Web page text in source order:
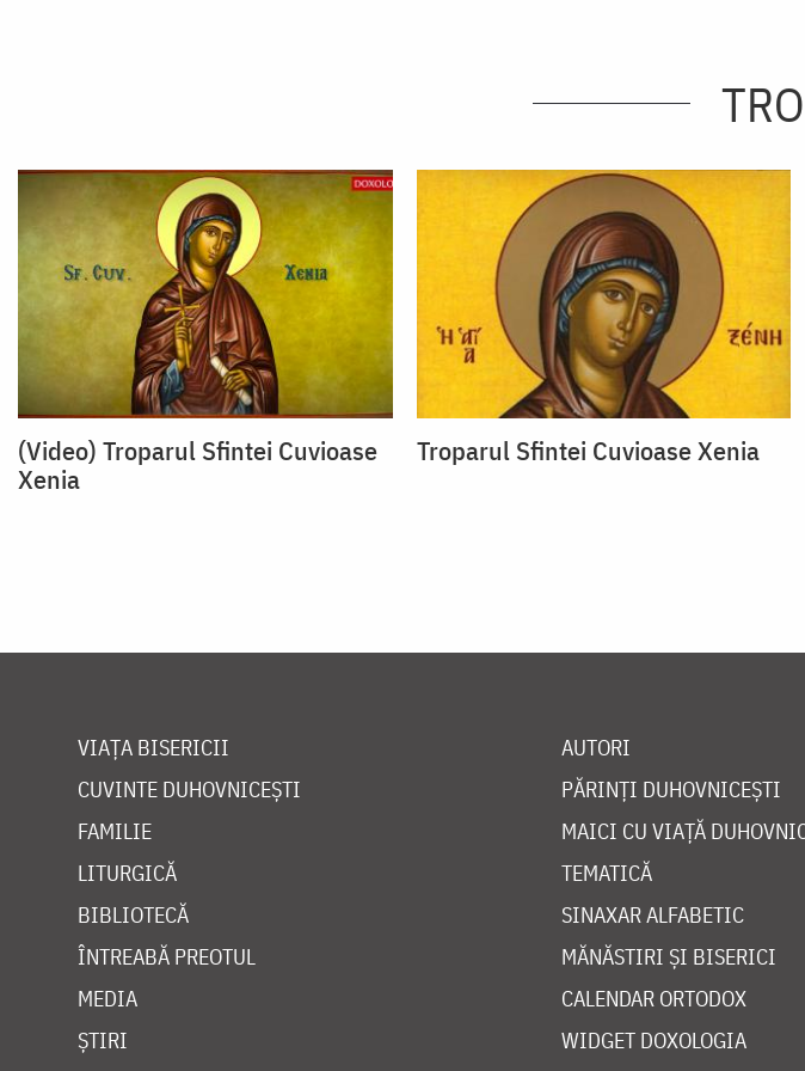
(Video) Troparul Sfintei Cuvioase
Xenia
Troparul Sfintei Cuvioase Xenia
VIAȚA BISERICII
CUVINTE DUHOVNICEȘTI
FAMILIE
LITURGICĂ
BIBLIOTECĂ
ÎNTREABĂ PREOTUL
MEDIA
ȘTIRI
AUTORI
PĂRINȚI DUHOVNICEȘTI
MAICI CU VIAȚĂ
TEMATICĂ
SINAXAR ALFABETIC
MĂNĂSTIRI ȘI BISERICI
CALENDAR ORTODOX
WIDGET DOXOLOGIA